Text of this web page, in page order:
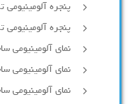
پنجره
پنجره
نمای آلومینیومی
نمای آلومینیومی
نمای آلومینیومی